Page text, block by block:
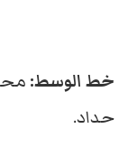
خط الوسط:
حداد.